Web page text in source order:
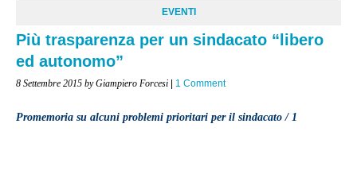
EVENTI
Più trasparenza per un sindacato “libero
ed autonomo”
8 Settembre 2015 by Giampiero Forcesi | 1 Comment
Promemoria su alcuni problemi prioritari per il sindacato / 1